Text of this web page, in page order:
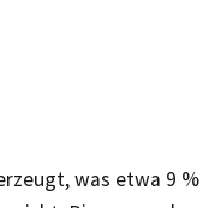
was etwa 9 %